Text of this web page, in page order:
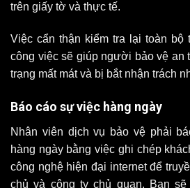
trên giấy tờ và thực tế.
Việc cẩn thận kiểm tra lại toàn bộ
công việc sẽ giúp người bảo vệ an
trạng mất mát và bị bắt nhận trách
Báo cáo sự việc hàng ngày
Nhân viên dịch vụ bảo vệ phải
hàng ngày bằng việc ghi chép
công nghệ hiện đại internet để
chủ và công ty chủ quan. Bạn